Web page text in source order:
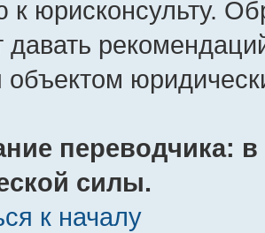
юрисконсульту.
давать
объектом
переводчика:
силы.
к началу